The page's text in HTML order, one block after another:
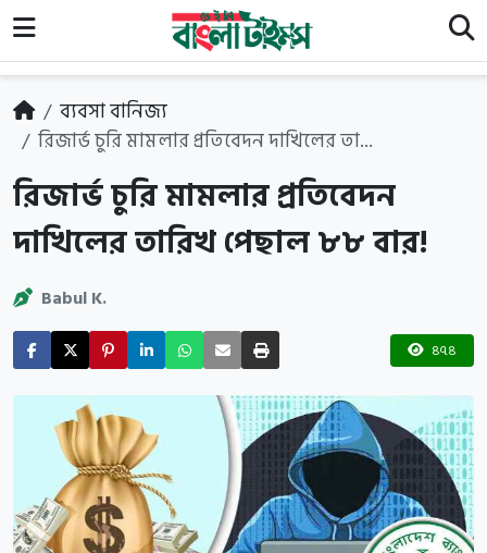
ব্যবসা বানিজ্য
রিজার্ভ চুরি মামলার প্রতিবেদন দাখিলের তা...
রিজার্ভ চুরি মামলার প্রতিবেদন
দাখিলের তারিখ পেছাল ৮৮ বার!
Babul K.
৪৭৪